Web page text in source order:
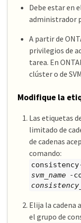
Debe estar en
administrador
A partir de
privilegios de
tarea. En
clúster o de
Modifique la
Las etiquetas
limitado de
de cadenas
comando:
svm_name -
Elija la cadena
el grupo de